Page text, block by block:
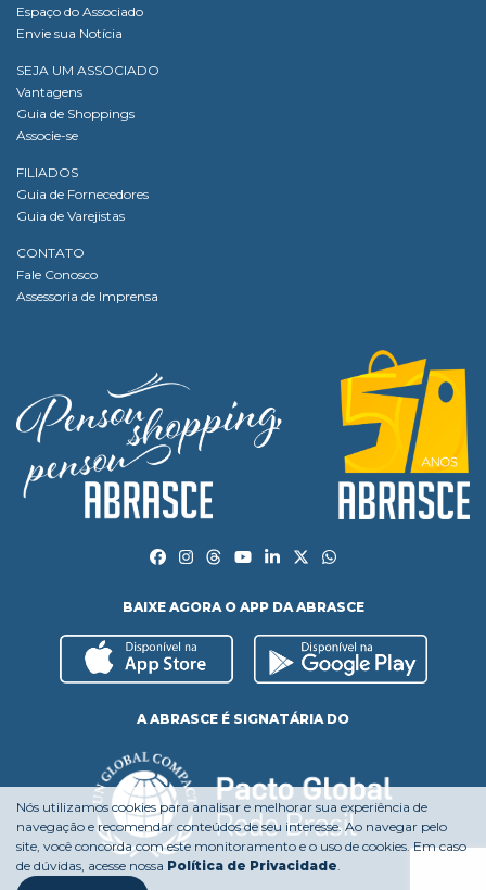
Espaço do Associado
Envie sua Notícia
SEJA UM ASSOCIADO
Vantagens
Guia de Shoppings
Associe-se
FILIADOS
Guia de Fornecedores
Guia de Varejistas
CONTATO
Fale Conosco
Assessoria de Imprensa
BAIXE AGORA O APP DA ABRASCE
A ABRASCE É SIGNATÁRIA DO
Nós utilizamos cookies para analisar e melhorar sua experiência de
navegação e recomendar conteúdos de seu interesse. Ao navegar pelo
site, você concorda com este monitoramento e o uso de cookies. Em caso
de dúvidas, acesse nossa Política de Privacidade.